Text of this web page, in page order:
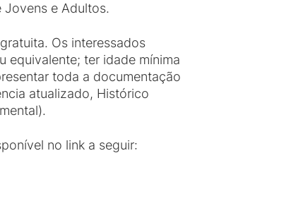
Jovens e Adultos.
Os interessados
equivalente; ter idade mínima
toda a documentação
atualizado, Histórico
no link a seguir: